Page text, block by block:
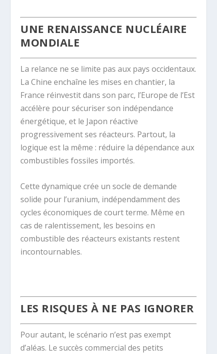
UNE RENAISSANCE NUCLÉAIRE
MONDIALE
La relance ne se limite pas aux pays occidentaux.
La Chine enchaîne les mises en chantier, la
France réinvestit dans son parc, l’Europe de l’Est
accélère pour sécuriser son indépendance
énergétique, et le Japon réactive
progressivement ses réacteurs. Partout, la
logique est la même : réduire la dépendance aux
combustibles fossiles importés.
Cette dynamique crée un socle de demande
solide pour l’uranium, indépendamment des
cycles économiques de court terme. Même en
cas de ralentissement, les besoins en
combustible des réacteurs existants restent
incontournables.
LES RISQUES À NE PAS IGNORER
Pour autant, le scénario n’est pas exempt
d’aléas. Le succès commercial des petits